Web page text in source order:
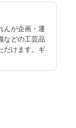
んが企画・運
などの工芸品
だけます。ギ